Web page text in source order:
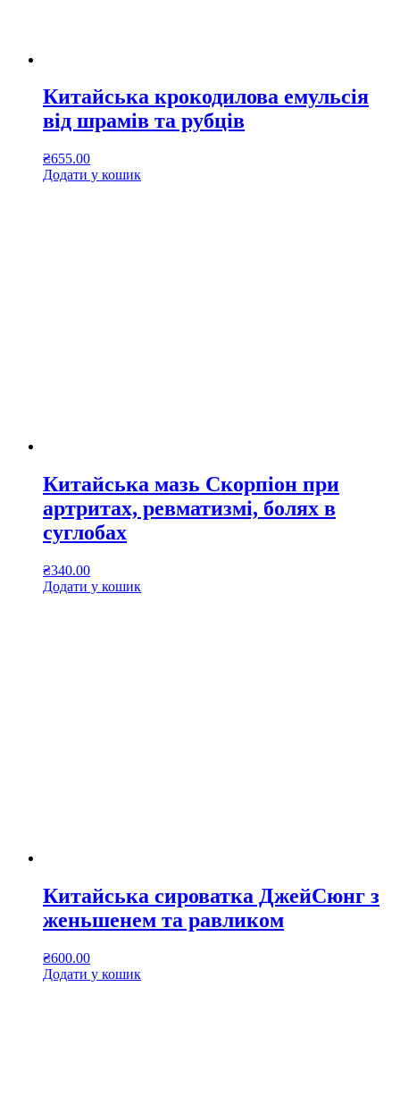
Китайська крокодилова емульсія
від шрамів та рубців
₴655.00
Додати у кошик
Китайська мазь Скорпіон при
артритах, ревматизмі, болях в
суглобах
₴340.00
Додати у кошик
Китайська сироватка ДжейСюнг з
женьшенем та равликом
₴600.00
Додати у кошик